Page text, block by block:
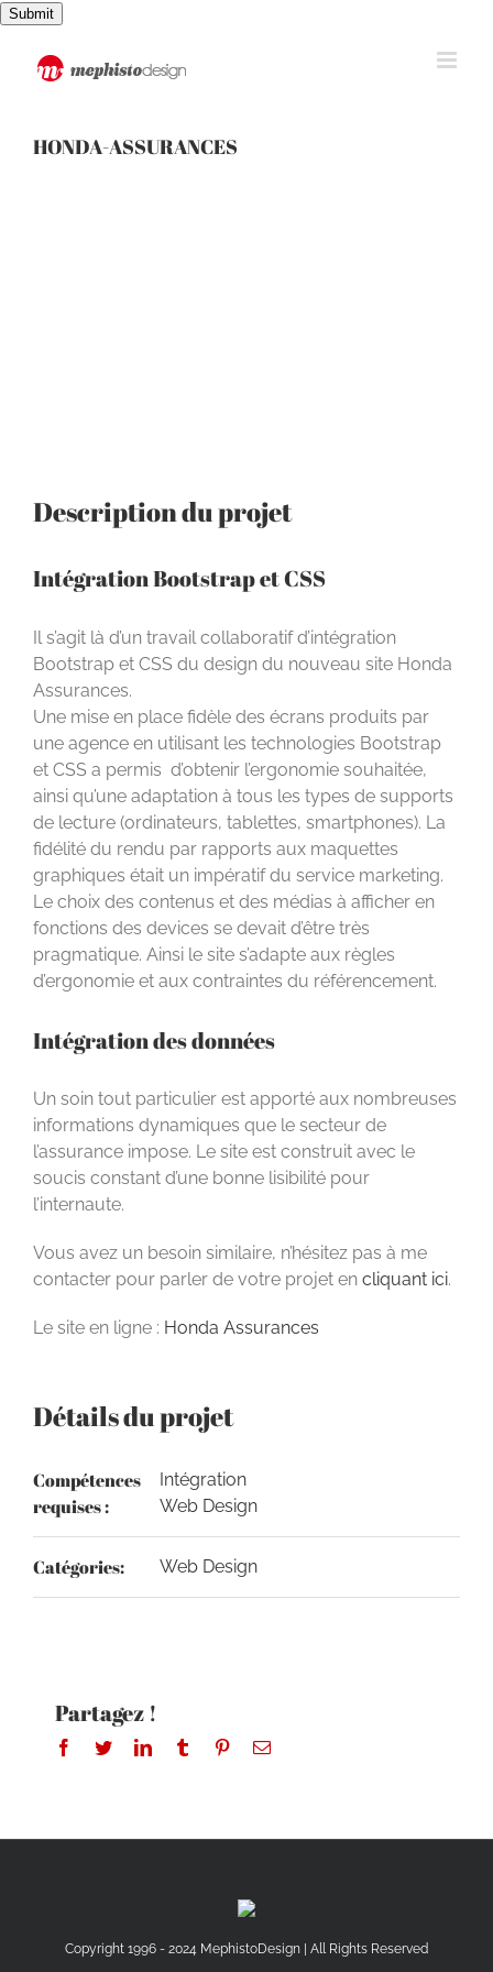
Submit Passer
contenu
HONDA-ASSURANCES
Description du projet
Intégration Bootstrap et CSS
Il s’agit là d’un travail collaboratif d’intégration
Bootstrap et CSS du design du nouveau site Honda
Assurances.
Une mise en place fidèle des écrans produits par
une agence en utilisant les technologies Bootstrap
et CSS a permis d’obtenir l’ergonomie souhaitée,
ainsi qu’une adaptation à tous les types de supports
de lecture (ordinateurs, tablettes, smartphones). La
fidélité du rendu par rapports aux maquettes
graphiques était un impératif du service marketing.
Le choix des contenus et des médias à afficher en
fonctions des devices se devait d’être très
pragmatique. Ainsi le site s’adapte aux règles
d’ergonomie et aux contraintes du référencement.
Intégration des données
Un soin tout particulier est apporté aux nombreuses
informations dynamiques que le secteur de
l’assurance impose. Le site est construit avec le
soucis constant d’une bonne lisibilité pour
l’internaute.
Vous avez un besoin similaire, n’hésitez pas à me
contacter pour parler de votre projet en cliquant ici.
Le site en ligne : Honda Assurances
Détails du projet
Compétences
requises :
Intégration
Web Design
Catégories: Web Design
Partagez !
Facebook
TwitterLinkedInTumblr PinterestEmail
Copyright 1996 - 2024 MephistoDesign | All Rights Reserved